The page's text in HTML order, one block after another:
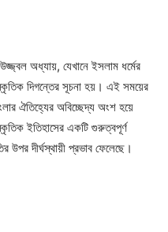
অধ্যায়, যেখানে ইসলাম ধর্মের
দিগন্তের সূচনা হয়। এই সময়ের
ঐতিহ্যের অবিচ্ছেদ্য অংশ হয়ে
ইতিহাসের একটি গুরুত্বপূর্ণ
দীর্ঘস্থায়ী প্রভাব ফেলেছে।